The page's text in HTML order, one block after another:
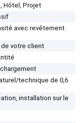
Hôtel, Projet
avec revêtement
de votre client
technique de 0,6
installation sur le